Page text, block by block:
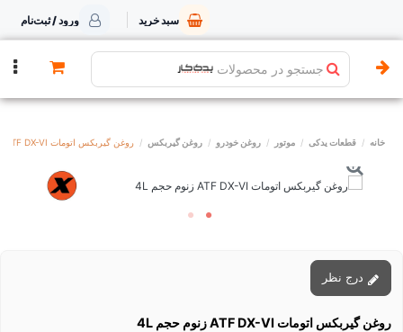
سبد خرید ورود / ثبت‌نام
جستجو در محصولات
خانه قطعات یدکی موتور روغن خودرو روغن گیربکس روغن گیربکس اتومات ATF DX-VI زنوم حجم 4L
روغن گیربکس اتومات ATF DX-VI زنوم حجم 4L